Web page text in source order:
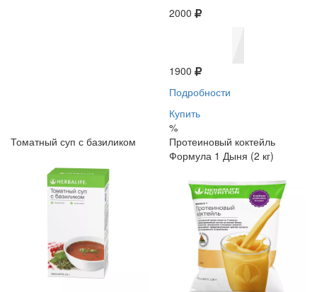
2000
1900
Подробности
Купить
%
Томатный суп с базиликом
Протеиновый коктейль
Формула 1 Дыня (2 кг)